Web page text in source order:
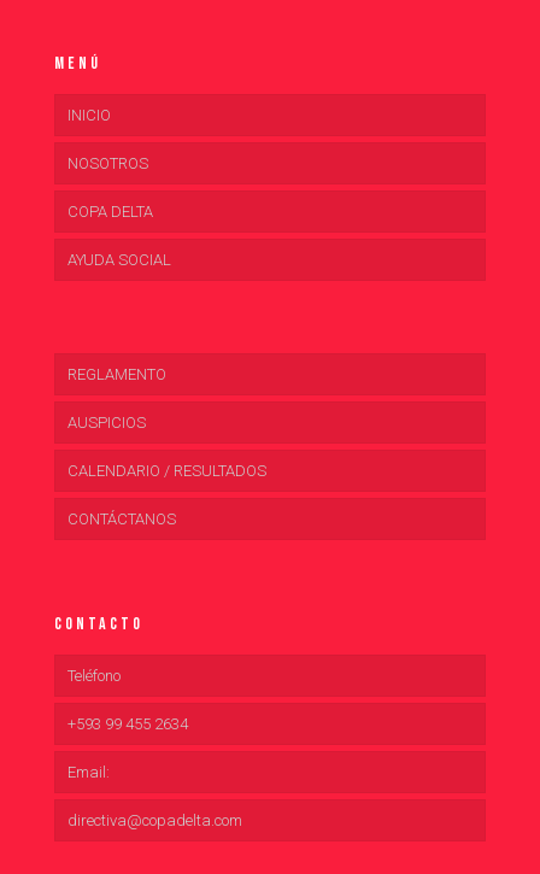
Menú
INICIO
NOSOTROS
COPA DELTA
AYUDA SOCIAL
REGLAMENTO
AUSPICIOS
CALENDARIO / RESULTADOS
CONTÁCTANOS
Contacto
Teléfono
+593 99 455 2634
Email:
directiva@copadelta.com